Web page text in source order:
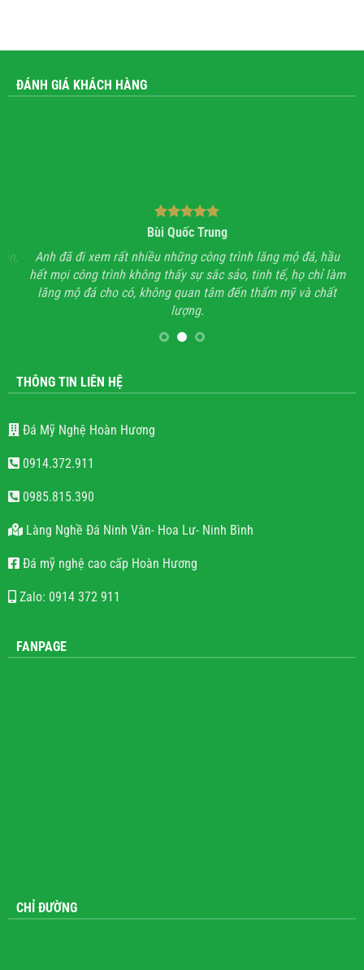
ĐÁNH GIÁ KHÁCH HÀNG
Bùi Quốc Trung
Anh đã đi xem rất nhiều những công trình lăng mộ đá, hầu
hết mọi công trình không thấy sự sắc sảo, tinh tế, họ chỉ làm
lăng mộ đá cho có, không quan tâm đến thẩm mỹ và chất
lượng.
THÔNG TIN LIÊN HỆ
Đá Mỹ Nghệ Hoàn Hương
0914.372.911
0985.815.390
Làng Nghề Đá Ninh Vân- Hoa Lư- Ninh Bình
Đá mỹ nghệ cao cấp Hoàn Hương
Zalo: 0914 372 911
FANPAGE
CHỈ ĐƯỜNG